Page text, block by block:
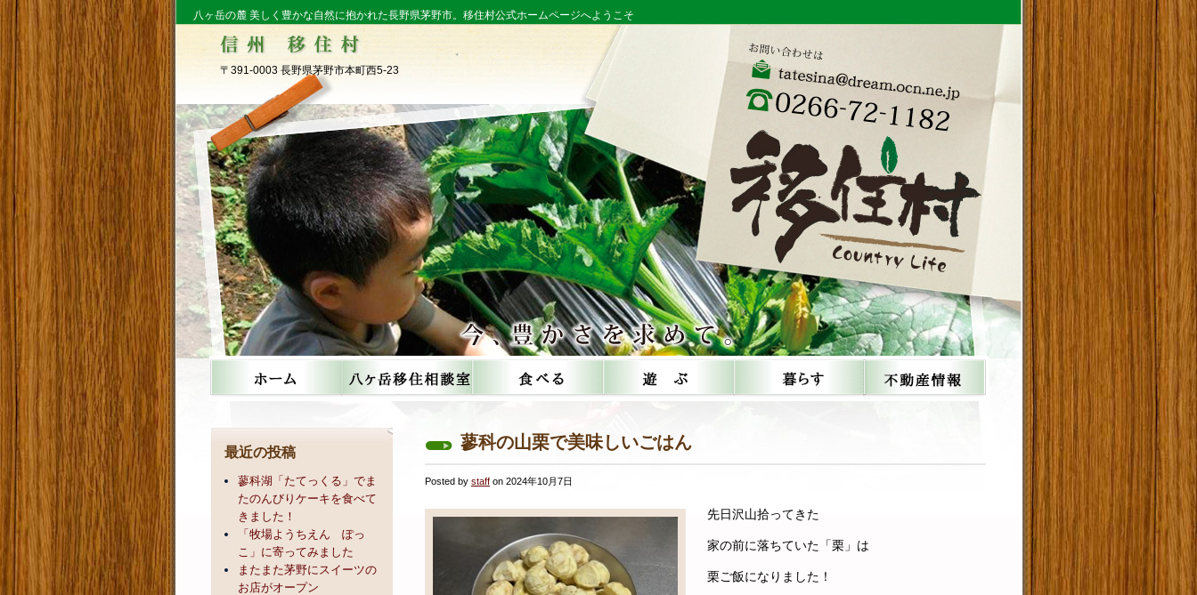
八ヶ岳の麓 美しく豊かな自然に抱かれた長野県茅野市。移住村公式ホームページへようこそ
〒391-0003 長野県茅野市本町西5-23
蓼科の山栗で美味しいごはん
Posted by staff on 2024年10月7日
先日沢山拾ってきた
家の前に落ちていた「栗」は
栗ご飯になりました！
最近の投稿
蓼科湖「たてっくる」でま
たのんびりケーキを食べて
きました！
「牧場ようちえん ぽっ
こ」に寄ってみました
またまた茅野にスイーツの
お店がオープン